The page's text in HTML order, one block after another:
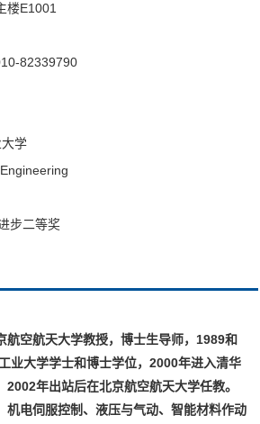
楼E1001
82339790
学
步二等奖
航空航天大学教授，博士生导师，1989和
业大学学士和博士学位，2000年进入清华
年出站后在北京航空航天大学任教。
机电伺服控制、液压与气动、智能材料作动